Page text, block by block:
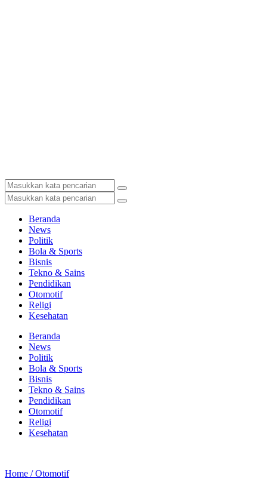
Beranda
News
Politik
Bola & Sports
Bisnis
Tekno & Sains
Pendidikan
Otomotif
Religi
Kesehatan
Beranda
News
Politik
Bola & Sports
Bisnis
Tekno & Sains
Pendidikan
Otomotif
Religi
Kesehatan
Home /Otomotif